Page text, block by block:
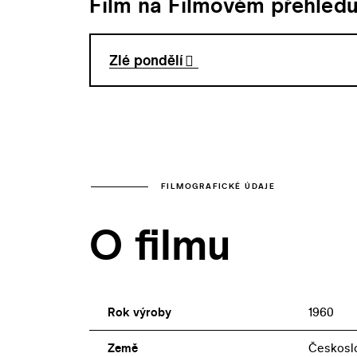
Zlé pondělí
FILMOGRAFICKÉ ÚDAJE
O filmu
Rok výroby 1960
Země